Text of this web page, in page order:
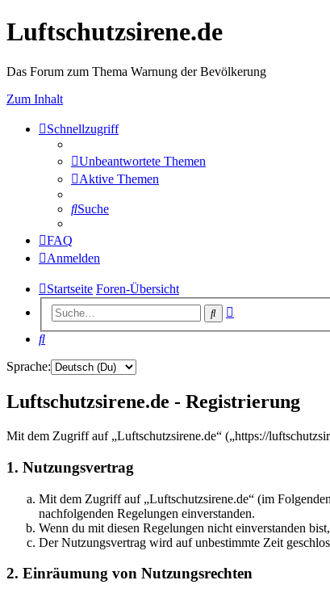
Luftschutzsirene.de
Das Forum zum Thema Warnung der Bevölkerung
Zum Inhalt
Schnellzugriff
Unbeantwortete Themen
Aktive Themen
Suche
FAQ
Anmelden
Startseite Foren-Übersicht
Suche
Suche
Sprache:
Luftschutzsirene.de - Registrierung
Mit dem Zugriff auf „Luftschutzsirene.de“ („https://
1. Nutzungsvertrag
Mit dem Zugriff auf „Luftschutzsirene.de“ (im
nachfolgenden Regelungen einverstanden.
Wenn du mit diesen Regelungen nicht einverstanden
Der Nutzungsvertrag wird auf unbestimmte Zeit
2. Einräumung von Nutzungsrechten